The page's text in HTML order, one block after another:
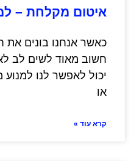
איטום מקלחת –
כאשר אנחנו בונים
חשוב מאוד לשים לב
יכול לאפשר לנו
או
קרא עוד »